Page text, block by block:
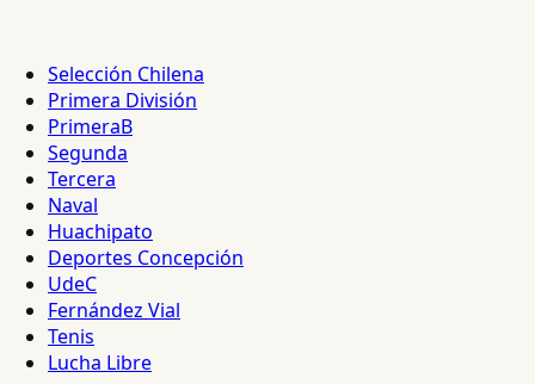
Selección Chilena
Primera División
PrimeraB
Segunda
Tercera
Naval
Huachipato
Deportes Concepción
UdeC
Fernández Vial
Tenis
Lucha Libre